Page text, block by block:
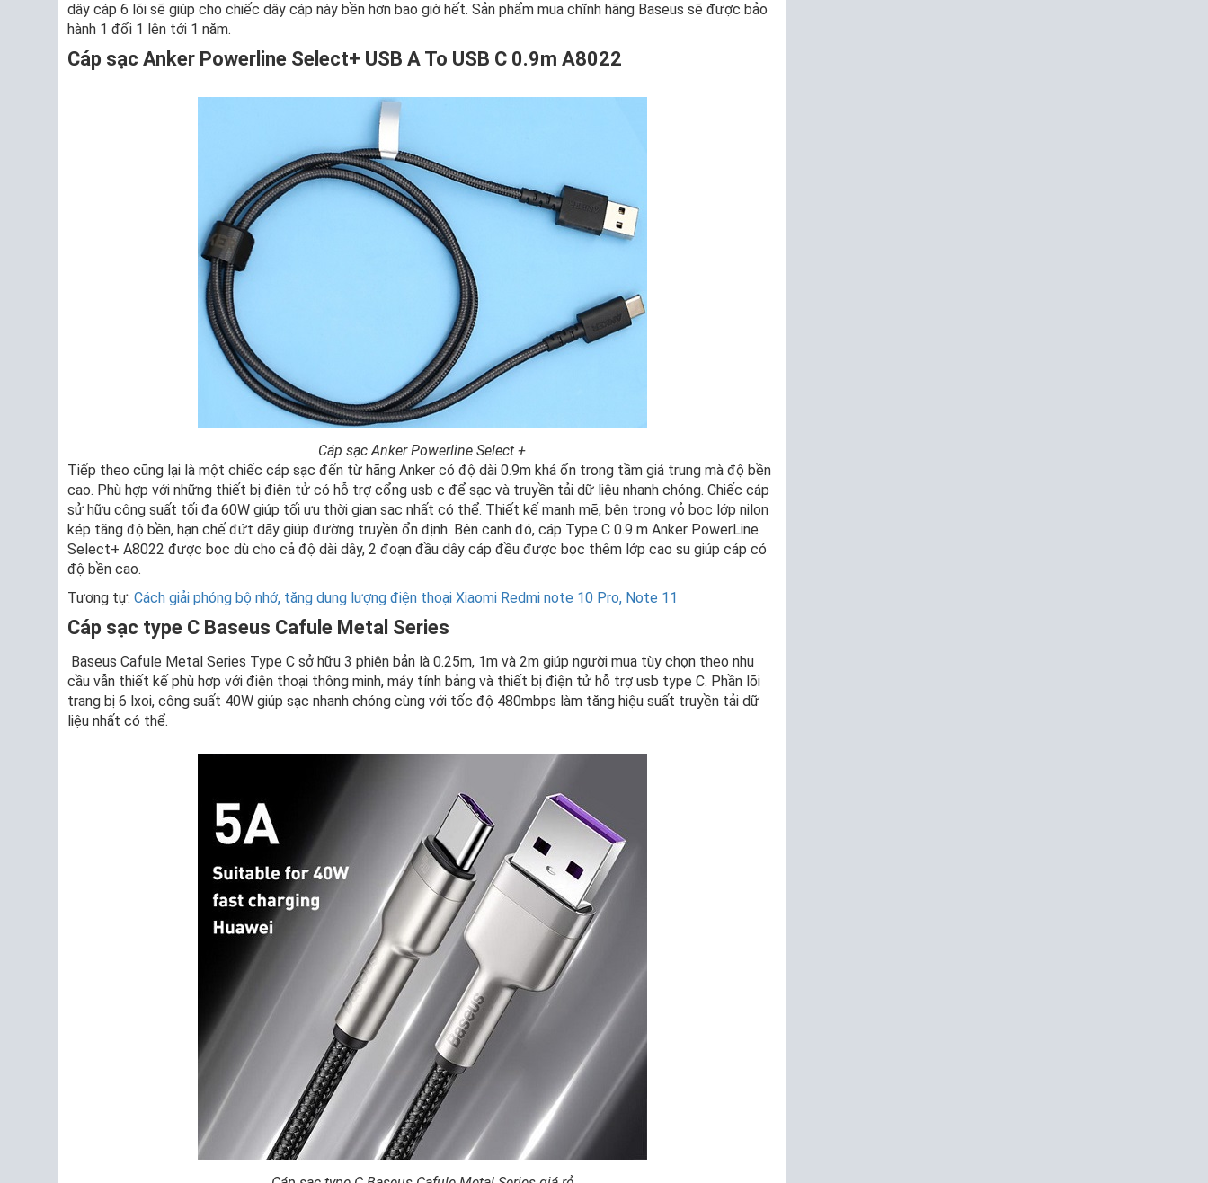
dây cáp 6 lõi sẽ giúp cho chiếc dây cáp này bền hơn bao giờ hết. Sản phẩm mua chĩnh hãng Baseus sẽ được bảo
hành 1 đổi 1 lên tới 1 năm.
Cáp sạc Anker Powerline Select+ USB A To USB C 0.9m A8022
Cáp sạc Anker Powerline Select +
Tiếp theo cũng lại là một chiếc cáp sạc đến từ hãng Anker có độ dài 0.9m khá ổn trong tầm giá trung mà độ bền
cao. Phù hợp với những thiết bị điện tử có hỗ trợ cổng usb c để sạc và truyền tải dữ liệu nhanh chóng. Chiếc cáp
sử hữu công suất tối đa 60W giúp tối ưu thời gian sạc nhất có thể. Thiết kế mạnh mẽ, bên trong vỏ bọc lớp nilon
kép tăng độ bền, hạn chế đứt dãy giúp đường truyền ổn định. Bên cạnh đó, cáp Type C 0.9 m Anker PowerLine
Select+ A8022 được bọc dù cho cả độ dài dây, 2 đoạn đầu dây cáp đều được bọc thêm lớp cao su giúp cáp có
độ bền cao.
Tương tự: Cách giải phóng bộ nhớ, tăng dung lượng điện thoại Xiaomi Redmi note 10 Pro, Note 11
Cáp sạc type C Baseus Cafule Metal Series
Baseus Cafule Metal Series Type C sở hữu 3 phiên bản là 0.25m, 1m và 2m giúp người mua tùy chọn theo nhu
cầu vẫn thiết kế phù hợp với điện thoại thông minh, máy tính bảng và thiết bị điện tử hỗ trợ usb type C. Phần lõi
trang bị 6 lxoi, công suất 40W giúp sạc nhanh chóng cùng với tốc độ 480mbps làm tăng hiệu suất truyền tải dữ
liệu nhất có thể.